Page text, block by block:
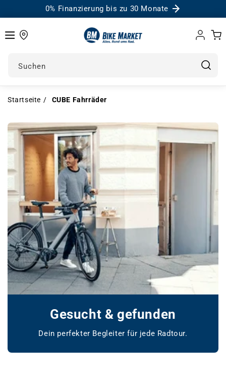
0% Finanzierung bis zu 30 Monate
Suchen
Einloggen
Startseite CUBE Fahrräder
Gesucht & gefunden
Dein perfekter Begleiter für jede Radtour.